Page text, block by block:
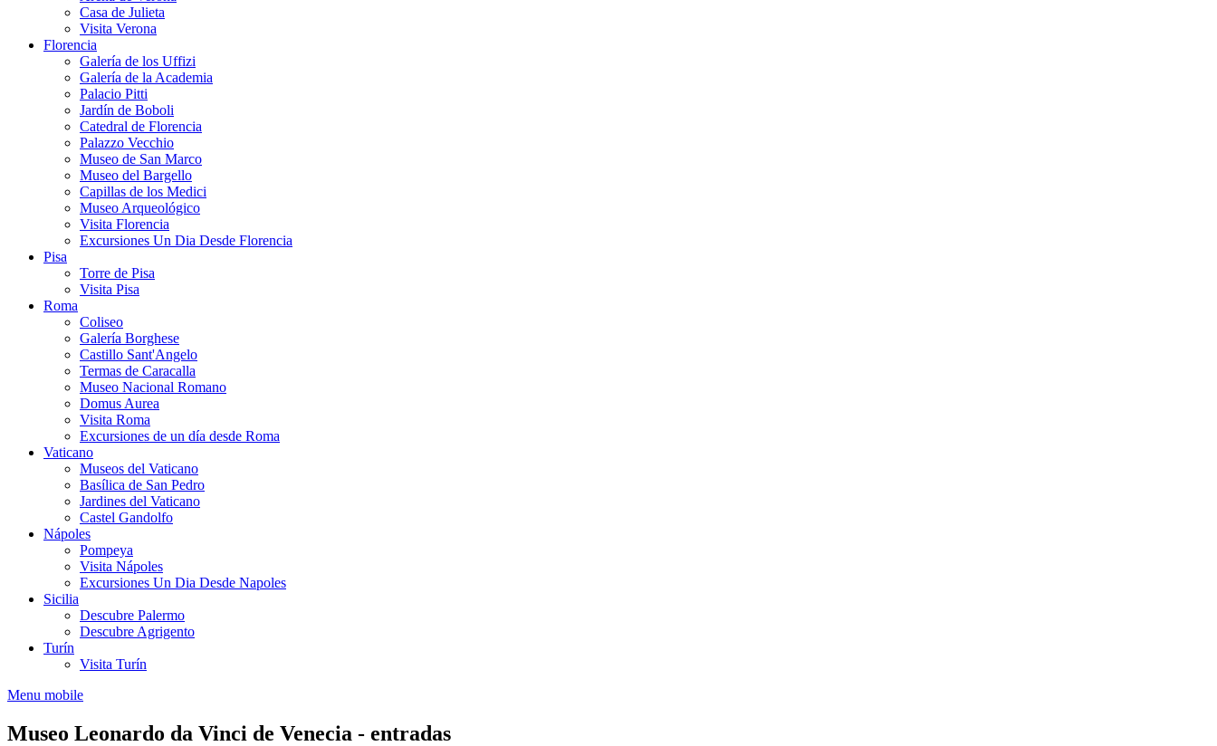
Casa de Julieta
Visita Verona
Florencia
Galería de los Uffizi
Galería de la Academia
Palacio Pitti
Jardín de Boboli
Catedral de Florencia
Palazzo Vecchio
Museo de San Marco
Museo del Bargello
Capillas de los Medici
Museo Arqueológico
Visita Florencia
Excursiones Un Dia Desde Florencia
Pisa
Torre de Pisa
Visita Pisa
Roma
Coliseo
Galería Borghese
Castillo Sant'Angelo
Termas de Caracalla
Museo Nacional Romano
Domus Aurea
Visita Roma
Excursiones de un día desde Roma
Vaticano
Museos del Vaticano
Basílica de San Pedro
Jardines del Vaticano
Castel Gandolfo
Nápoles
Pompeya
Visita Nápoles
Excursiones Un Dia Desde Napoles
Sicilia
Descubre Palermo
Descubre Agrigento
Turín
Visita Turín
Menu mobile
Museo Leonardo da Vinci de Venecia - entradas